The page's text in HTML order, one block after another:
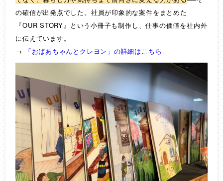
の確信が出発点でした。社員が印象的な案件をまとめた
『OUR STORY』という小冊子も制作し、仕事の価値を社内外
に伝えています。
→
「おばあちゃんとクレヨン」の詳細はこちら